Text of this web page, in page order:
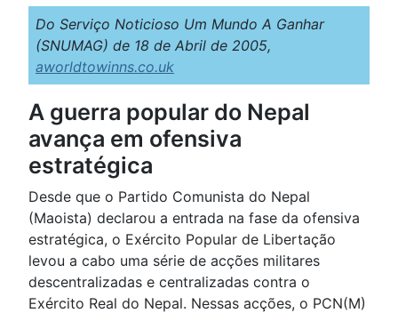
Do Serviço Noticioso Um Mundo A Ganhar
(SNUMAG) de 18 de Abril de 2005,
aworldtowinns.co.uk
A guerra popular do Nepal
avança em ofensiva
estratégica
Desde que o Partido Comunista do Nepal
(Maoista) declarou a entrada na fase da ofensiva
estratégica, o Exército Popular de Libertação
levou a cabo uma série de acções militares
descentralizadas e centralizadas contra o
Exército Real do Nepal. Nessas acções, o PCN(M)